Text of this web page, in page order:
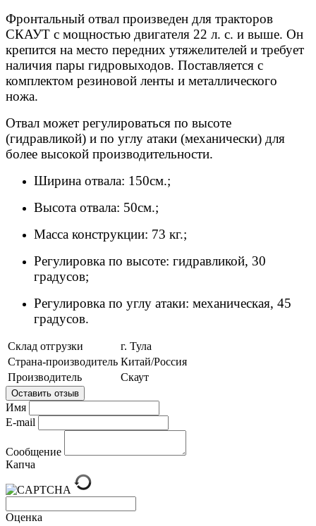
Фронтальный отвал произведен для тракторов
СКАУТ с мощностью двигателя 22 л. с. и выше. Он
крепится на место передних утяжелителей и требует
наличия пары гидровыходов. Поставляется с
комплектом резиновой ленты и металлического
ножа.
Отвал может регулироваться по высоте
(гидравликой) и по углу атаки (механически) для
более высокой производительности.
Ширина отвала: 150см.;
Высота отвала: 50см.;
Масса конструкции: 73 кг.;
Регулировка по высоте: гидравликой, 30
градусов;
Регулировка по углу атаки: механическая, 45
градусов.
Склад отгрузки
г. Тула
Страна-производитель Китай/Россия
Производитель
Скаут
Оставить отзыв
Имя
E-mail
Сообщение
Капча
Оценка